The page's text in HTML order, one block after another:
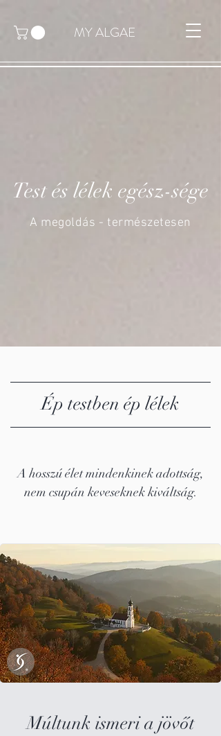
MY ALGAE
Test és lélek egész-sége
A megoldás - természetesen
Ép testben ép lélek
A hosszú élet mindenkinek adottság,
nem csupán keveseknek kiváltság.
Múltunk ismeri a jövőt